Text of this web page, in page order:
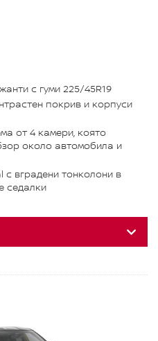
с гуми 225/45R19
покрив и корпуси
от 4 камери, която
около автомобила и
с вградени тонколони в
седалки